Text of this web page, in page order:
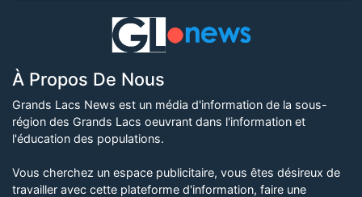
À Propos De Nous
Grands Lacs News est un média d'information de la sous-
région des Grands Lacs oeuvrant dans l'information et
l'éducation des populations.
Vous cherchez un espace publicitaire, vous êtes désireux de
travailler avec cette plateforme d'information, faire une